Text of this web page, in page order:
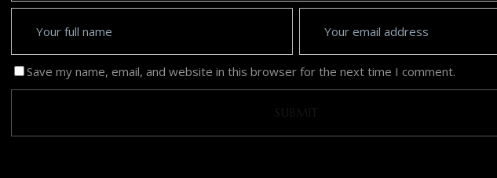
Save my name, email, and website in this browser for the next time I comment.